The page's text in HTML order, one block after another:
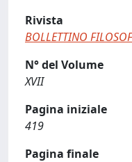
Rivista
BOLLETTINO
N° del Volume
XVII
Pagina iniziale
419
Pagina finale